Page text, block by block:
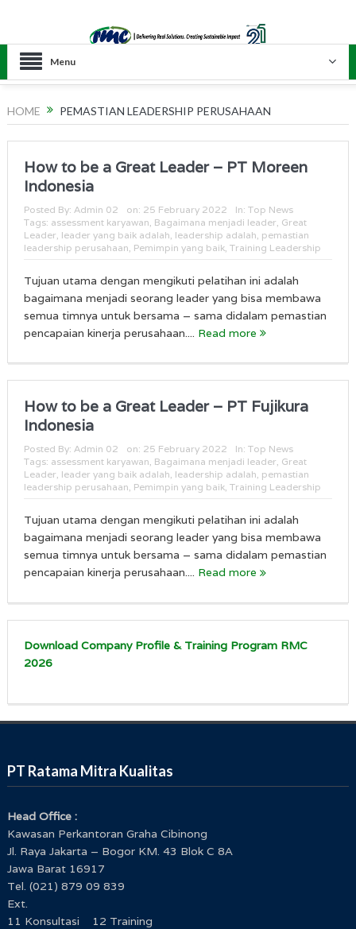
Menu
HOME PEMASTIAN LEADERSHIP PERUSAHAAN
How to be a Great Leader – PT Moreen
Indonesia
Posted By: Admin 02 on: 25 February 2022 In: Top News
Tags: assessment karyawan Bagaimana menjadi leader Great
Leader leader yang baik adalah leadership adalah pemastian
leadership perusahaan Pemimpin yang baik, Training Leadership
Tujuan utama dengan mengikuti pelatihan ini adalah
bagaimana menjadi seorang leader yang bisa membawa
semua timnya untuk bersama – sama didalam pemastian
pencapaian kinerja perusahaan.... Read more
How to be a Great Leader – PT Fujikura
Indonesia
Posted By: Admin 02 on: 25 February 2022 In: Top News
Tags: assessment karyawan, Bagaimana menjadi leader, Great
Leader, leader yang baik adalah, leadership adalah, pemastian
leadership perusahaan, Pemimpin yang baik, Training Leadership
Tujuan utama dengan mengikuti pelatihan ini adalah
bagaimana menjadi seorang leader yang bisa membawa
semua timnya untuk bersama – sama didalam pemastian
pencapaian kinerja perusahaan.... Read more
Download Company Profile & Training Program RMC
2026
PT Ratama Mitra Kualitas
Head Office :
Kawasan Perkantoran Graha Cibinong
Jl. Raya Jakarta – Bogor KM. 43 Blok C 8A
Jawa Barat 16917
Tel. (021) 879 09 839
Ext.
11 Konsultasi 12 Training